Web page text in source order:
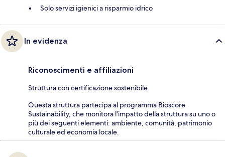
Solo servizi igienici a risparmio idrico
In evidenza
Riconoscimenti e affiliazioni
Struttura con certificazione sostenibile
Questa struttura partecipa al programma Bioscore
Sustainability, che monitora l'impatto della struttura su uno o
più dei seguenti elementi: ambiente, comunità, patrimonio
culturale ed economia locale.